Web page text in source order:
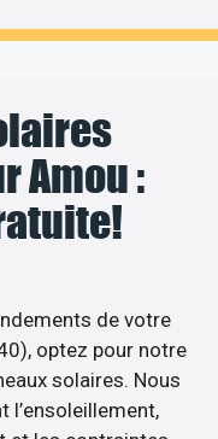
Amou :
de votre
optez pour notre
solaires. Nous
l’ensoleillement,